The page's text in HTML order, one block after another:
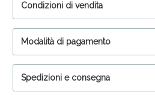
Condizioni di vendita
Modalità di pagamento
Spedizioni e consegna